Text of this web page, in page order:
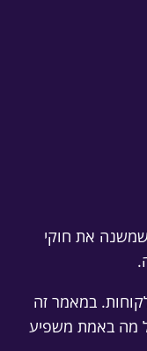
את חוקי
במאמר זה
מה באמת משפיע